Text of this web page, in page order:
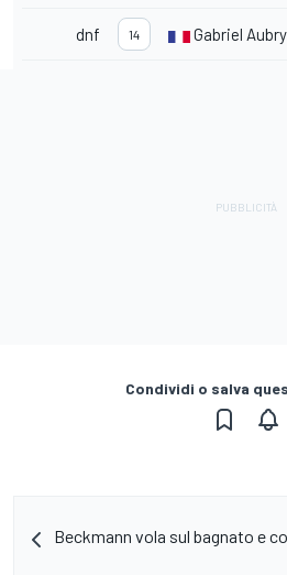
dnf 14 Gabriel Aubry
Condividi o salva
Beckmann vola sul bagnato e